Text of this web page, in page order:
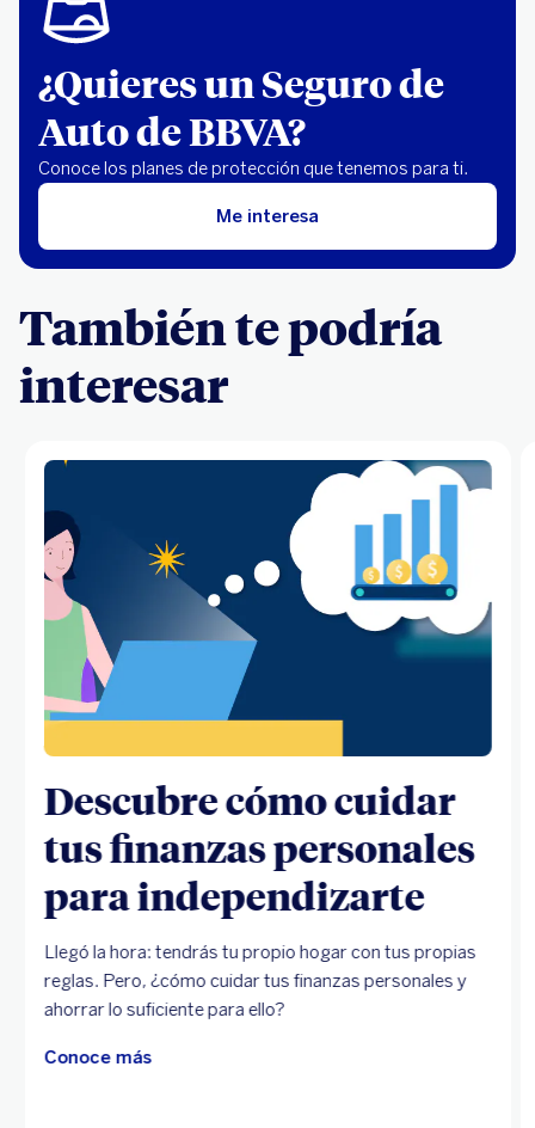
¿Quieres un Seguro de
Auto de BBVA?
Conoce los planes de protección que tenemos para ti.
Me interesa
También te podría
interesar
Descubre cómo cuidar
tus finanzas personales
para independizarte
Llegó la hora: tendrás tu propio hogar con tus propias
reglas. Pero, ¿cómo cuidar tus finanzas personales y
ahorrar lo suficiente para ello?
Conoce más